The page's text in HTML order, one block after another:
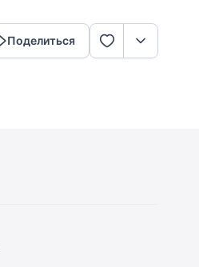
Поделиться